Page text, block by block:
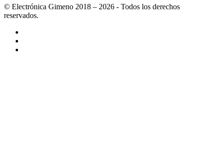
© Electrónica Gimeno 2018 – 2026 - Todos los derechos
reservados.